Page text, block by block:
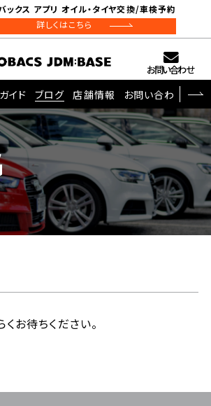
ックス アプリ オイル・タイヤ交換/車検予約
詳しくはこちら
お問い合わせ
イド ブログ 店舗情報 お問い合わせ
お待ちください。